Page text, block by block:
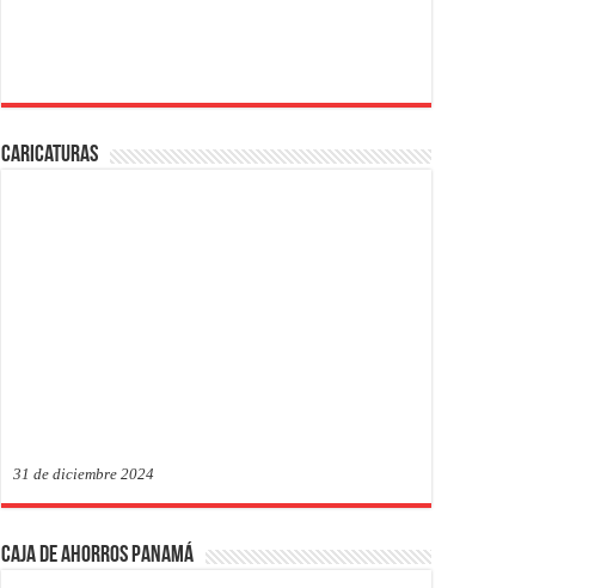
Caricaturas
31 de diciembre 2024
Caja de Ahorros Panamá